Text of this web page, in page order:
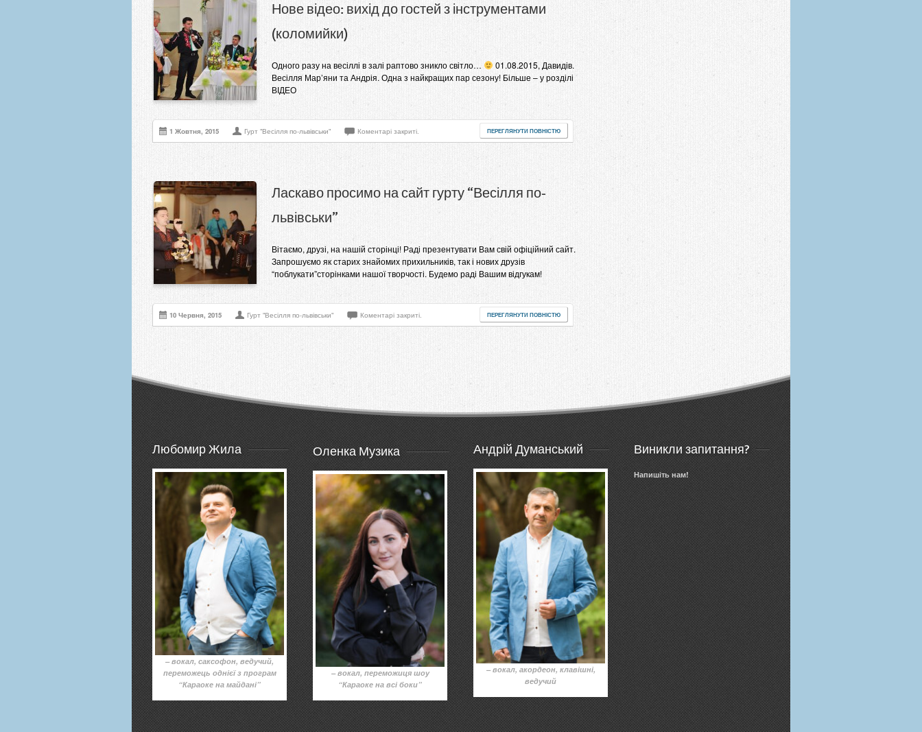
Нове відео: вихід до гостей з інструментами
(коломийки)
Одного разу на весіллі в залі раптово зникло світло…
01.08.2015, Давидів.
Весілля Мар’яни та Андрія. Одна з найкращих пар сезону! Більше – у розділі
ВІДЕО
1 Жовтня, 2015 Гурт "Весілля по-львівськи" Коментарі закриті. ПЕРЕГЛЯНУТИ ПОВНІСТЮ
Ласкаво просимо на сайт гурту “Весілля по-
львівськи”
Вітаємо, друзі, на нашій сторінці! Раді презентувати Вам свій офіційний сайт.
Запрошуємо як старих знайомих прихильників, так і нових друзів
“поблукати”сторінками нашої творчості. Будемо раді Вашим відгукам!
10 Червня, 2015 Гурт "Весілля по-львівськи" Коментарі закриті. ПЕРЕГЛЯНУТИ ПОВНІСТЮ
Любомир Жила
– вокал, саксофон, ведучий,
переможець однієї з програм
“Караоке на майдані”
Оленка Музика
– вокал, переможиця шоу
“Караоке на всі боки”
Андрій Думанський
– вокал, акордеон, клавішні,
ведучий
Виникли запитання?
Напишіть нам!